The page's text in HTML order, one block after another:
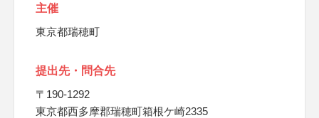
主催
東京都瑞穂町
提出先・問合先
〒190-1292
東京都西多摩郡瑞穂町箱根ケ崎2335